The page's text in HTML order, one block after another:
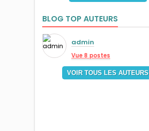
BLOG TOP AUTEURS
admin
Vue 8 postes
VOIR TOUS LES AUTEURS